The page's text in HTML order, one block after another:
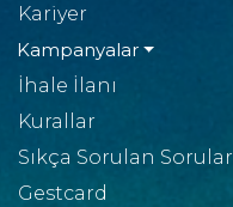
Kariyer
Kampanyalar
İhale İlanı
Kurallar
Sıkça Sorulan Sorular
Gestcard